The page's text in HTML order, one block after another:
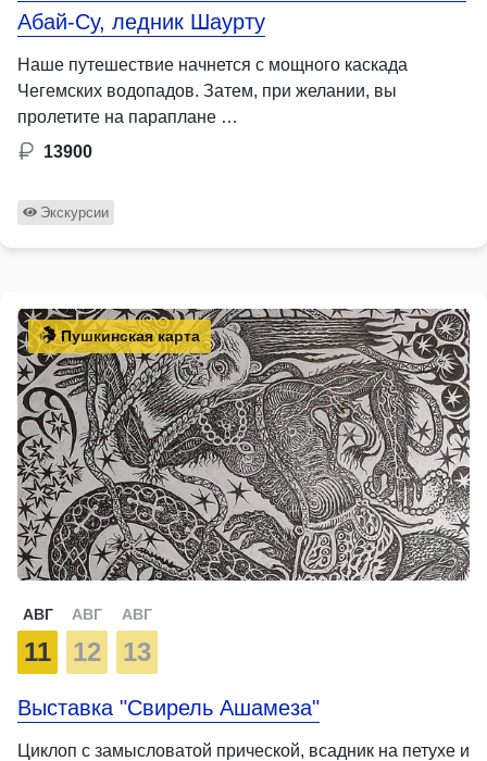
Абай-Су, ледник Шаурту
Наше путешествие начнется с мощного каскада
Чегемских водопадов. Затем, при желании, вы
пролетите на параплане …
13900
Экскурсии
Пушкинская карта
АВГ
11
АВГ
12
АВГ
13
Выставка "Свирель Ашамеза"
Циклоп с замысловатой прической, всадник на петухе и